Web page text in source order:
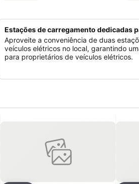
Estações de carregamento dedicadas
Aproveite a conveniência de duas
veículos elétricos no local, garantindo
para proprietários de veículos elétricos.